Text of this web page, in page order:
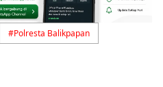
#Polresta Balikpapan